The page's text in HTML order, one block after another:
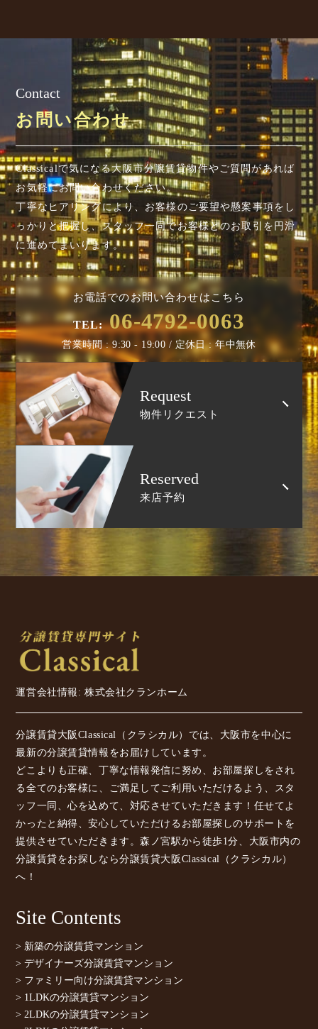
Contact
お問い合わせ
Classicalで気になる大阪市分譲賃貸物件やご質問があれば
お気軽にお問い合わせください。
丁寧なヒアリングにより、お客様のご要望や懸案事項を し
っかりと把握し、スタッフ一同でお客様とのお取引を円滑
に進めてまいります。
お電話でのお問い合わせはこちら
TEL: 06-4792-0063
営業時間 : 9:30 - 19:00 / 定休日 : 年中無休
Request
物件リクエスト
Reserved
来店予約
運営会社情報: 株式会社クランホーム
分譲賃貸大阪Classical（クラシカル）では、大阪市を中心に
最新の分譲賃貸情報をお届けしています。
どこよりも正確、丁寧な情報発信に努め、お部屋探しをされ
る全てのお客様に、ご満足してご利用いただけるよう、スタ
ッフ一同、心を込めて、対応させていただきます！任せてよ
かったと納得、安心していただけるお部屋探しのサポートを
提供させていただきます。森ノ宮駅から徒歩1分、大阪市内の
分譲賃貸をお探しなら分譲賃貸大阪Classical（クラシカル）
へ！
Site Contents
> 新築の分譲賃貸マンション
> デザイナーズ分譲賃貸マンション
> ファミリー向け分譲賃貸マンション
> 1LDKの分譲賃貸マンション
> 2LDKの分譲賃貸マンション